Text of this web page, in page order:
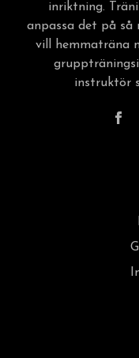
inriktning.
anpassa det på
vill hemmaträna
instruktör